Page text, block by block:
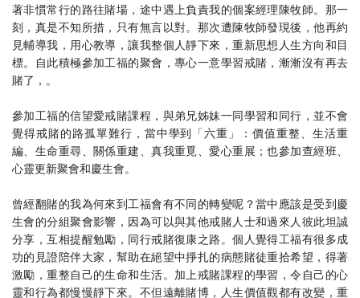
著非慣常行的路往賭場，途中遇上負責我的個案經理陳牧師。那一
刻，真是不知所措，只有無言以對。那次遭陳牧師發現後，他再約
見輔導我，用心教導，讓我整個人靜下來，重新思想人生方向和目
標。自此積極參加工福的聚會，專心一意學習戒賭，漸漸沒有再去
賭了，。
參加工福的信望愛戒賭課程，與弟兄姊妹一同學習和同行，並不會
覺得戒賭的路孤單難行，當中學到「六重」：價值重整、生活重
編、生命重尋、關係重建、真我重覓、愛心重展；也參加查經班、
心靈更新聚會和慶生會。
曾經翻賭的我為何來到工福會有不同的轉變呢？當中應該是受到慶
生會的分組聚會影響，因為可以與其他戒賭人士和過來人彼此坦誠
分享，互相提醒勉勵，同行戒賭復康之路。個人覺得工福有很多成
功的見證陪伴大家，幫助在絕望中掙扎的病態賭徒重拾希望，得著
激勵，重整自己的生命和生活。加上戒賭課程的學習，令自己的心
靈和行為都慢慢靜下來。不但遠離賭博，人生價值觀都有改變，重